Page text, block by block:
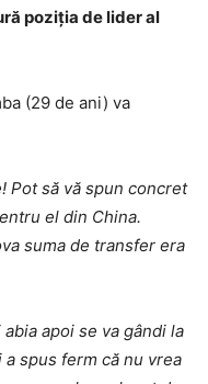
poziția de lider al
(29 de ani) va
Pot să vă spun concret
el din China.
suma de transfer era
apoi se va gândi la
spus ferm că nu vrea